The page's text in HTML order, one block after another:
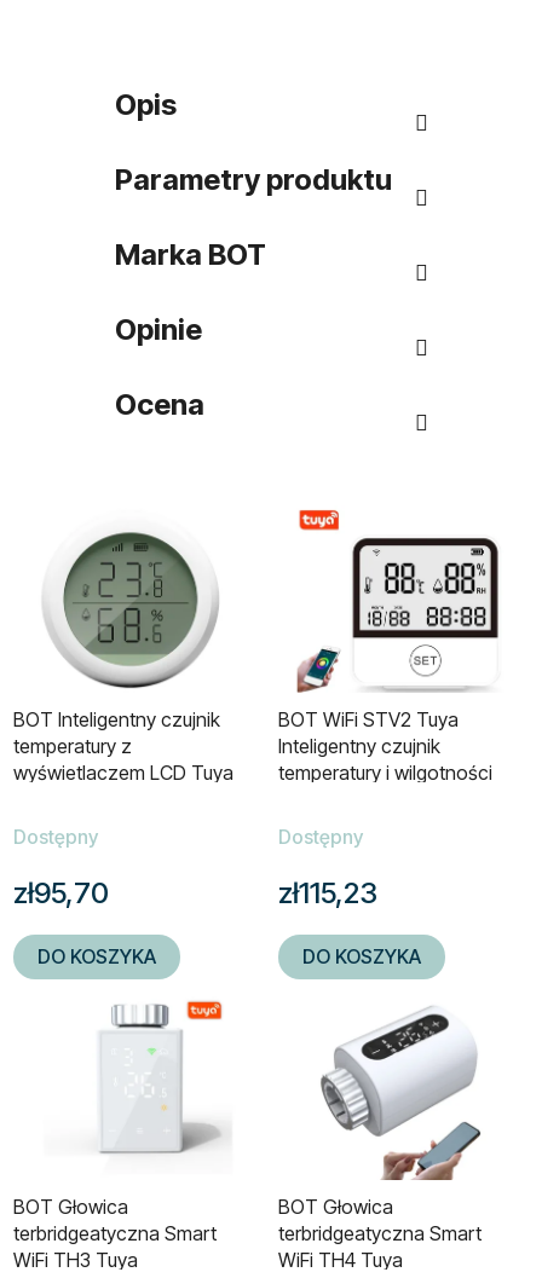
Opis
Parametry produktu
Marka BOT
Opinie
Ocena
BOT Inteligentny czujnik
temperatury z
wyświetlaczem LCD Tuya
Dostępny
zł95,70
DO KOSZYKA
BOT WiFi STV2 Tuya
Inteligentny czujnik
temperatury i wilgotności
Dostępny
zł115,23
DO KOSZYKA
BOT Głowica
terbridgeatyczna Smart
WiFi TH3 Tuya
BOT Głowica
terbridgeatyczna Smart
WiFi TH4 Tuya